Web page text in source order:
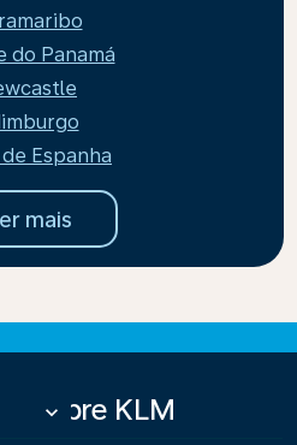
do Panamá
Espanha
mais
Sobre KLM
keyboard_arrow_down